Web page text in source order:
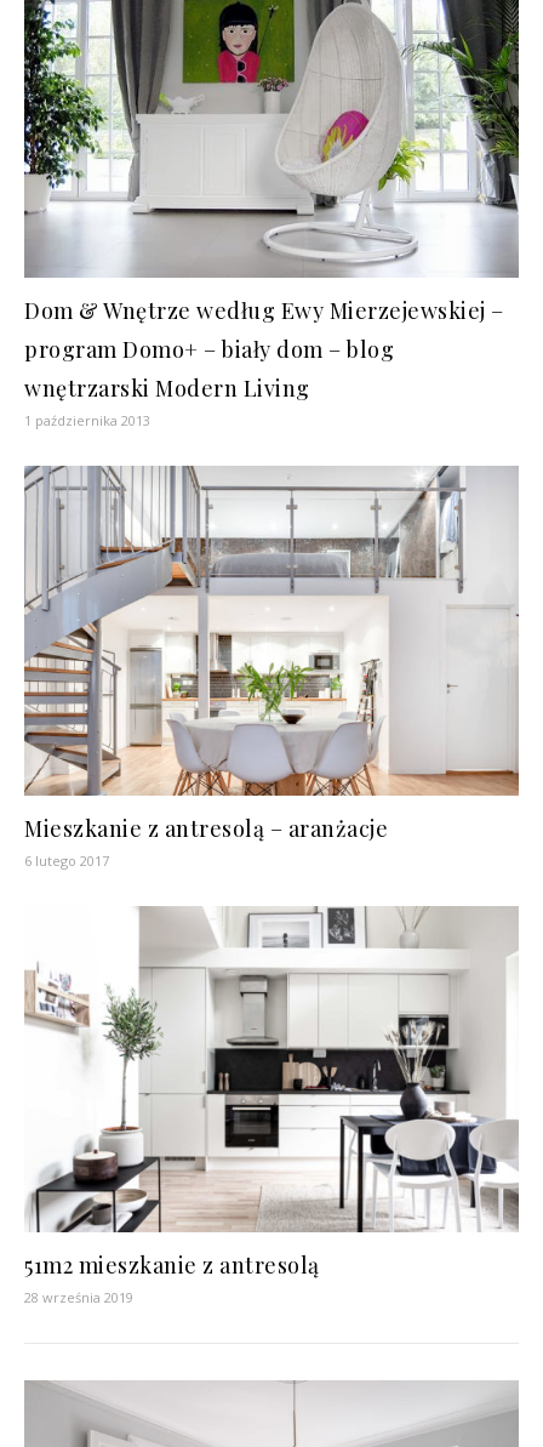
Dom & Wnętrze według Ewy Mierzejewskiej –
program Domo+ – biały dom – blog
wnętrzarski Modern Living
1 października 2013
Mieszkanie z antresolą – aranżacje
6 lutego 2017
51m2 mieszkanie z antresolą
28 września 2019